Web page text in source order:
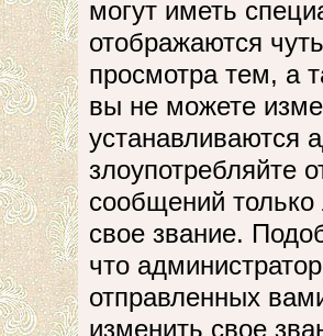
могут иметь
отображаются
просмотра тем, а
вы не можете
устанавливаются
злоупотребляйте
сообщений
свое звание.
что
отправленных
изменить свое